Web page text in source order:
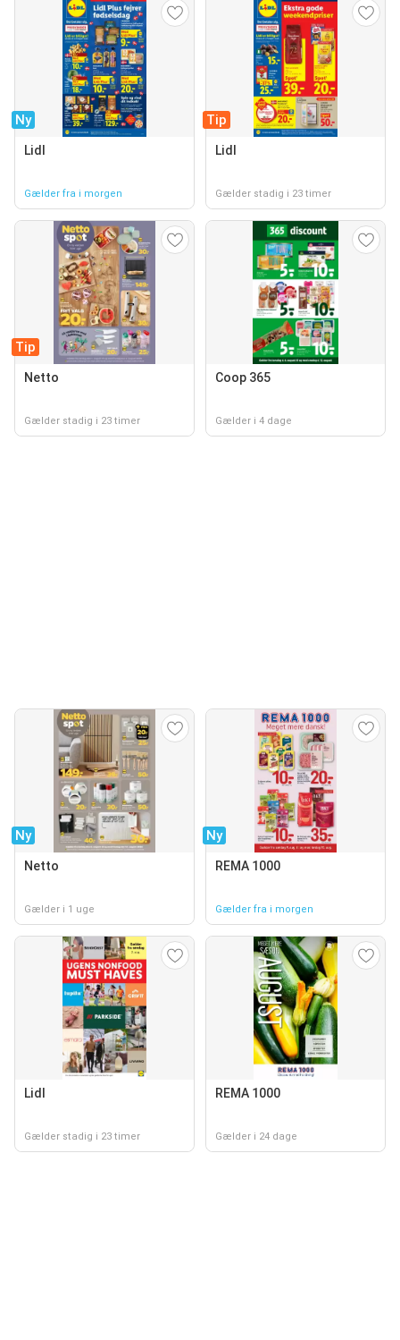
Ny
Lidl
Gælder fra i morgen
Tip
Lidl
Gælder stadig i 23 timer
Tip
Netto
Gælder stadig i 23 timer
Coop 365
Gælder i 4 dage
Ny
Netto
Gælder i 1 uge
Ny
REMA 1000
Gælder fra i morgen
Lidl
Gælder stadig i 23 timer
REMA 1000
Gælder i 24 dage